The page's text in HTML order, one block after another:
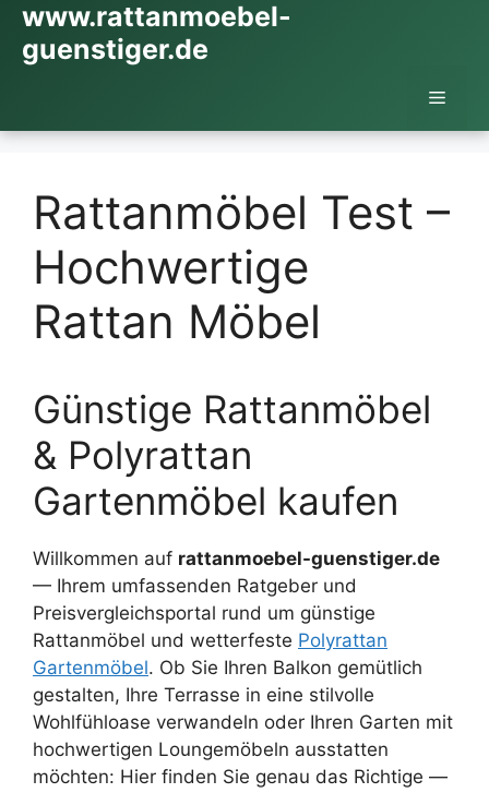
Zum
Inhalt
springen
www.rattanmoebel-
guenstiger.de
Menü
Rattanmöbel Test –
Hochwertige
Rattan Möbel
Günstige Rattanmöbel
& Polyrattan
Gartenmöbel kaufen
Willkommen auf rattanmoebel-guenstiger.de
— Ihrem umfassenden Ratgeber und
Preisvergleichsportal rund um günstige
Rattanmöbel und wetterfeste Polyrattan
Gartenmöbel. Ob Sie Ihren Balkon gemütlich
gestalten, Ihre Terrasse in eine stilvolle
Wohlfühloase verwandeln oder Ihren Garten mit
hochwertigen Loungemöbeln ausstatten
möchten: Hier finden Sie genau das Richtige —